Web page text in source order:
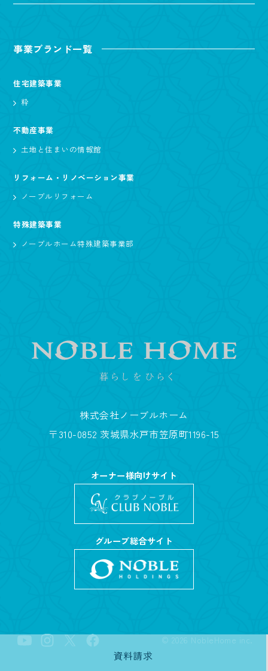
事業ブランド一覧
住宅建築事業
粋
不動産事業
土地と住まいの情報館
リフォーム・リノベーション事業
ノーブルリフォーム
特殊建築事業
ノーブルホーム特殊建築事業部
株式会社ノーブルホーム
〒310-0852 茨城県水戸市笠原町1196-15
オーナー様向けサイト
グループ総合サイト
© 2026 NobleHome inc.
資料請求